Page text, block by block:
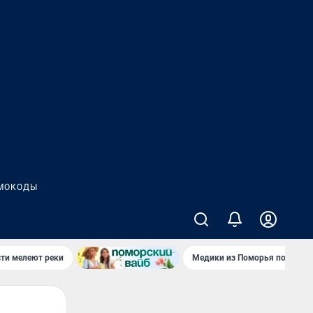
мелеют реки Медики из Поморья поехали